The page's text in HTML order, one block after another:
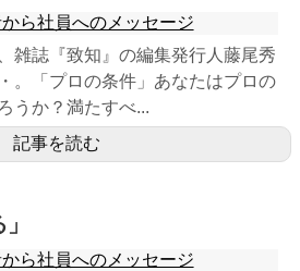
ら社員へのメッセージ
雑誌『致知』の編集発行人藤尾秀
。「プロの条件」あなたはプロの
うか？満たすべ...
記事を読む
ら社員へのメッセージ